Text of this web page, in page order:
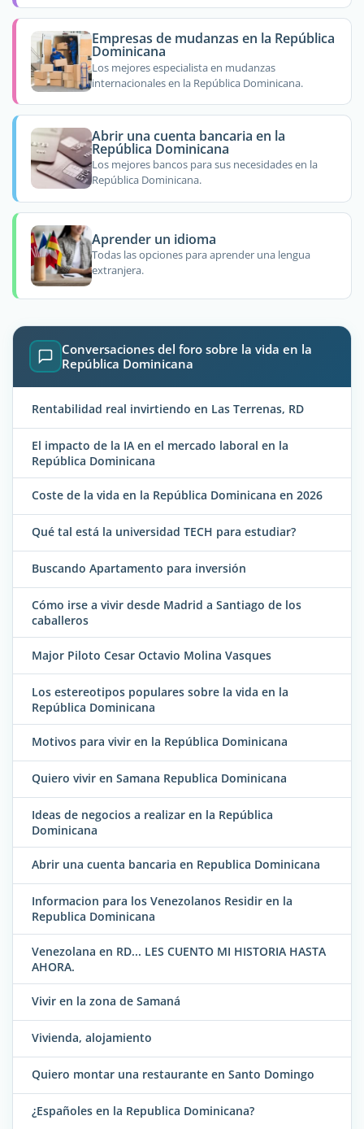
Empresas de mudanzas en la República
Dominicana
Los mejores especialista en mudanzas
internacionales en la República Dominicana.
Abrir una cuenta bancaria en la
República Dominicana
Los mejores bancos para sus necesidades en la
República Dominicana.
Aprender un idioma
Todas las opciones para aprender una lengua
extranjera.
Conversaciones del foro sobre la vida en la
República Dominicana
Rentabilidad real invirtiendo en Las Terrenas, RD
El impacto de la IA en el mercado laboral en la
República Dominicana
Coste de la vida en la República Dominicana en 2026
Qué tal está la universidad TECH para estudiar?
Buscando Apartamento para inversión
Cómo irse a vivir desde Madrid a Santiago de los
caballeros
Major Piloto Cesar Octavio Molina Vasques
Los estereotipos populares sobre la vida en la
República Dominicana
Motivos para vivir en la República Dominicana
Quiero vivir en Samana Republica Dominicana
Ideas de negocios a realizar en la República
Dominicana
Abrir una cuenta bancaria en Republica Dominicana
Informacion para los Venezolanos Residir en la
Republica Dominicana
Venezolana en RD... LES CUENTO MI HISTORIA HASTA
AHORA.
Vivir en la zona de Samaná
Vivienda, alojamiento
Quiero montar una restaurante en Santo Domingo
¿Españoles en la Republica Dominicana?